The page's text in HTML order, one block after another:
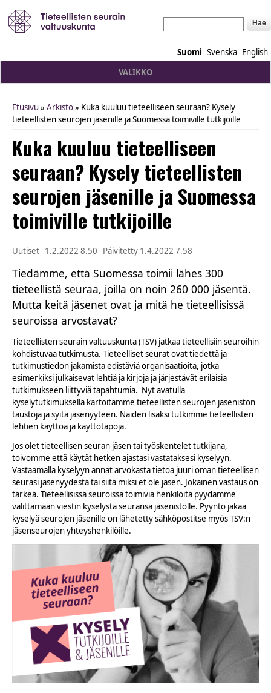
Suomi Svenska English
VALIKKO
You are here
Etusivu»Arkisto» Kuka kuuluu tieteelliseen seuraan? Kysely
tieteellisten seurojen jäsenille ja Suomessa toimiville tutkijoille
Kuka kuuluu tieteelliseen
seuraan? Kysely tieteellisten
seurojen jäsenille ja Suomessa
toimiville tutkijoille
Uutiset 1.2.2022 8.50 Päivitetty 1.4.2022 7.58
Tiedämme, että Suomessa toimii lähes 300
tieteellistä seuraa, joilla on noin 260 000 jäsentä.
Mutta keitä jäsenet ovat ja mitä he tieteellisissä
seuroissa arvostavat?
Tieteellisten seurain valtuuskunta (TSV) jatkaa tieteellisiin seuroihin
kohdistuvaa tutkimusta. Tieteelliset seurat ovat tiedettä ja
tutkimustiedon jakamista edistäviä organisaatioita, jotka
esimerkiksi julkaisevat lehtiä ja kirjoja ja järjestävät erilaisia
tutkimukseen liittyviä tapahtumia. Nyt avatulla
kyselytutkimuksella kartoitamme tieteellisten seurojen jäsenistön
taustoja ja syitä jäsenyyteen. Näiden lisäksi tutkimme tieteellisten
lehtien käyttöä ja käyttötapoja.
Jos olet tieteellisen seuran jäsen tai työskentelet tutkijana,
toivomme että käytät hetken ajastasi vastataksesi kyselyyn.
Vastaamalla kyselyyn annat arvokasta tietoa juuri oman tieteellisen
seurasi jäsenyydestä tai siitä miksi et ole jäsen. Jokainen vastaus on
tärkeä. Tieteellisissä seuroissa toimivia henkilöitä pyydämme
välittämään viestin kyselystä seuransa jäsenistölle. Pyyntö jakaa
kyselyä seurojen jäsenille on lähetetty sähköpostitse myös TSV:n
jäsenseurojen yhteyshenkilöille.